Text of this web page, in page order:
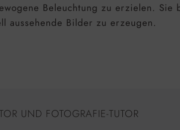
Beleuchtung zu erzielen. Sie
aussehende Bilder zu erzeugen.
UND FOTOGRAFIE-TUTOR